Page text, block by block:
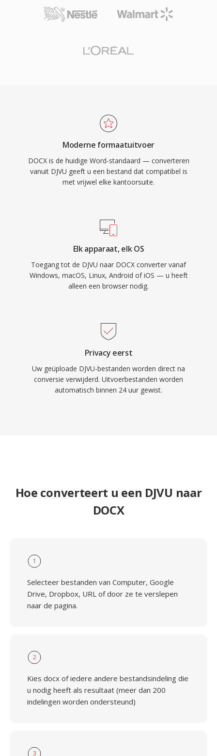
Moderne formaatuitvoer
DOCX is de huidige Word-standaard — converteren
vanuit DJVU geeft u een bestand dat compatibel is
met vrijwel elke kantoorsuite.
Elk apparaat, elk OS
Toegang tot de DJVU naar DOCX converter vanaf
Windows, macOS, Linux, Android of iOS — u heeft
alleen een browser nodig.
Privacy eerst
Uw geüploade DJVU-bestanden worden direct na
conversie verwijderd. Uitvoerbestanden worden
automatisch binnen 24 uur gewist.
Hoe converteert u een DJVU naar
DOCX
1
Selecteer bestanden van Computer, Google
Drive, Dropbox, URL of door ze te verslepen
naar de pagina.
2
Kies docx of iedere andere bestandsindeling die
u nodig heeft als resultaat (meer dan 200
indelingen worden ondersteund)
3